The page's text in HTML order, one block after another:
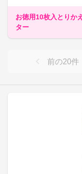
お徳用10枚入とりか
ター
前の20件